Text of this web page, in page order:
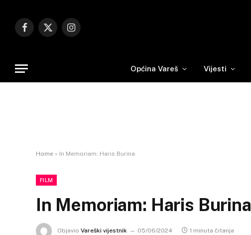
Facebook
X
Instagram
Općina Vareš Vijesti
Home » In Memoriam: Haris Burina
FILM
In Memoriam: Haris Burina
Objavio Vareški vijestnik 05/06/2024 1 minuta čitanja